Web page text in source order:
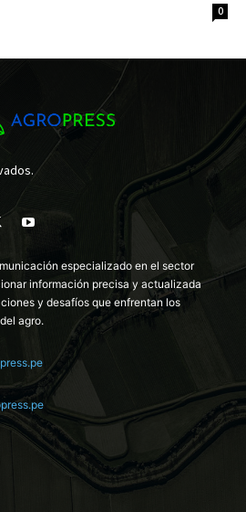
0
especializado en el sector
información precisa y actualizada
y desafíos que enfrentan los
agro.